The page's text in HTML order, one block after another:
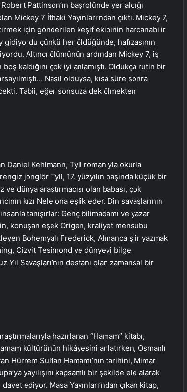
Pattinson’ın başrolünde yer aldığı
Mickey 7 İthaki Yayınları’ndan çıktı. Mickey 7,
için gönderilen keşif ekibinin harcanabilir
çünkü her öldüğünde, hafızasının
Altıncı ölümünün ardından Mickey 7, iş
kaldığını çok iyi anlamıştı. Oldukça rutin bir
Nasıl olduysa, kısa süre sonra
Tabii, eğer sonsuza dek ölmekten
Daniel Kehlmann, Tyll romanıyla okurla
jonglör Tyll, 17. yüzyılın başında küçük bir
dünya araştırmacısı olan babası, çok
kızı Nele ona eşlik eder. Din savaşlarının
tanışırlar: Genç bilimadamı ve yazar
konuşan eşek Origen, kraliyet mensubu
Bohemyalı Frederick, Almanca şiir yazmak
Cizvit Tesimond ve dünyevi bilge
Savaşları’nın destanı olan zamansal bir
hazırlanan “Hamam” kitabı,
kültürünün hikâyesini anlatırken, Osmanlı
Hürrem Sultan Hamamı’nın tarihini, Mimar
yayılışını kapsamlı bir şekilde ele alarak
ediyor. Masa Yayınları’ndan çıkan kitap,